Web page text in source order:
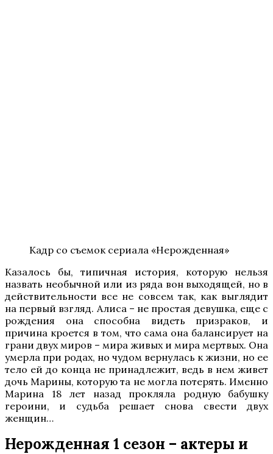
Кадр со съемок сериала «Нерожденная»
Казалось бы, типичная история, которую нельзя
назвать необычной или из ряда вон выходящей, но в
действительности все не совсем так, как выглядит
на первый взгляд. Алиса – не простая девушка, еще с
рождения она способна видеть призраков, и
причина кроется в том, что сама она балансирует на
грани двух миров – мира живых и мира мертвых. Она
умерла при родах, но чудом вернулась к жизни, но ее
тело ей до конца не принадлежит, ведь в нем живет
дочь Марины, которую та не могла потерять. Именно
Марина 18 лет назад прокляла родную бабушку
героини, и судьба решает снова свести двух
женщин…
Нерожденная 1 сезон – актеры и